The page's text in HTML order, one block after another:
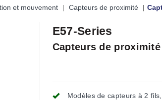
et mouvement Capteurs de proximité
E57-Series
Capteurs de
Modèles de capteurs à 2